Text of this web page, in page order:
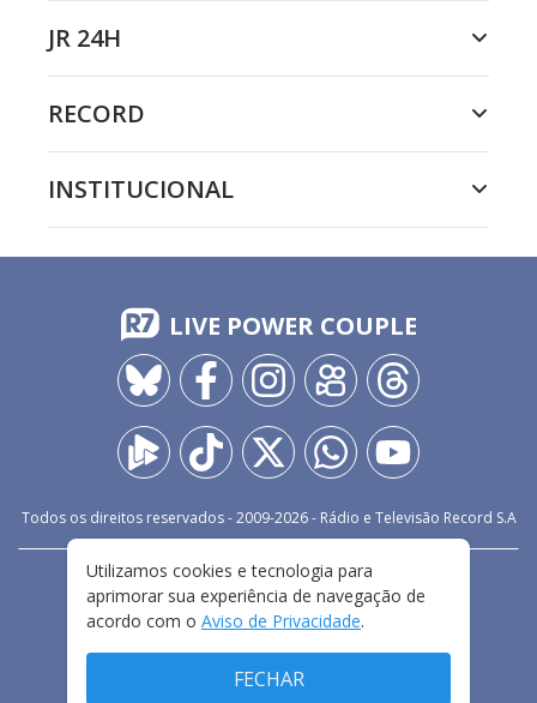
JR 24H
RECORD
INSTITUCIONAL
LIVE POWER COUPLE
Todos os direitos reservados - 2009-2026- Rádio e Televisão Record S.A
FALE CONOSCO
PRIVACIDADE
TERMOS E CONDIÇÕES DE USO
Utilizamos cookies e tecnologia para
aprimorar sua experiência de navegação de
acordo com o Aviso de Privacidade.
FECHAR